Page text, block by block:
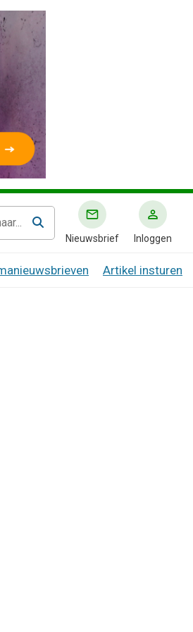
Nieuwsbrief Inloggen
Artikel insturen